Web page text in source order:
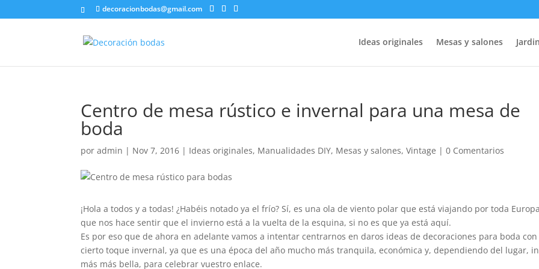
decoracionbodas@gmail.com
Ideas originales Mesas y salones
Centro de mesa rústico e invernal para una mesa de
boda
poradmin | Nov 7, 2016 | Ideas originales, Manualidades DIY, Mesas y salones,Vintage |0 Comentarios
¡Hola a todos y a todas! ¿Habéis notado ya el frío? Sí, es una ola de viento polar que está viajando por toda
que nos hace sentir que el invierno está a la vuelta de la esquina, si no es que ya está aquí.
Es por eso que de ahora en adelante vamos a intentar centrarnos en daros ideas de decoraciones para boda con
cierto toque invernal, ya que es una época del año mucho más tranquila, económica y, dependiendo del lugar,
más más bella, para celebrar vuestro enlace.